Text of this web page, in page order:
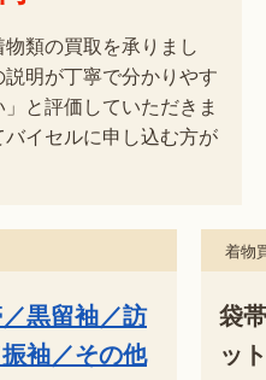
類の買取を承りまし
明が丁寧で分かりやす
と評価していただきま
イセルに申し込む方が
黒留袖／訪
袖／その他
着物
袋
ッ